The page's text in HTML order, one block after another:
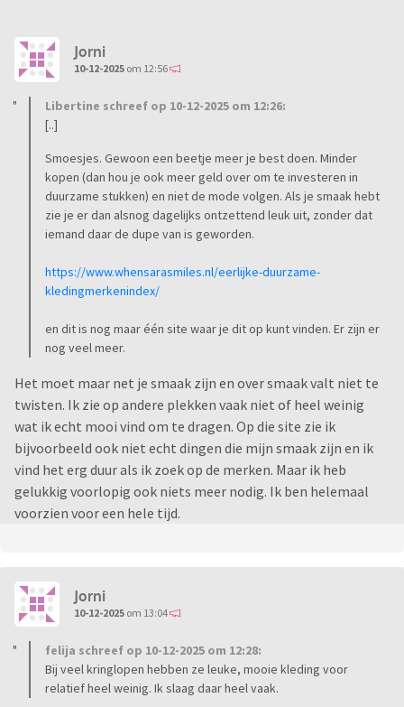
Jorni
10-12-2025 om 12:56
Libertine schreef op 10-12-2025 om 12:26:
[..]
Smoesjes. Gewoon een beetje meer je best doen. Minder
kopen (dan hou je ook meer geld over om te investeren in
duurzame stukken) en niet de mode volgen. Als je smaak hebt
zie je er dan alsnog dagelijks ontzettend leuk uit, zonder dat
iemand daar de dupe van is geworden.
https://www.whensarasmiles.nl/eerlijke-duurzame-
kledingmerkenindex/
en dit is nog maar één site waar je dit op kunt vinden. Er zijn er
nog veel meer.
Het moet maar net je smaak zijn en over smaak valt niet te
twisten. Ik zie op andere plekken vaak niet of heel weinig
wat ik echt mooi vind om te dragen. Op die site zie ik
bijvoorbeeld ook niet echt dingen die mijn smaak zijn en ik
vind het erg duur als ik zoek op de merken. Maar ik heb
gelukkig voorlopig ook niets meer nodig. Ik ben helemaal
voorzien voor een hele tijd.
Jorni
10-12-2025 om 13:04
felija schreef op 10-12-2025 om 12:28:
Bij veel kringlopen hebben ze leuke, mooie kleding voor
relatief heel weinig. Ik slaag daar heel vaak.